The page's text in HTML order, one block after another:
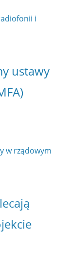
ustawy